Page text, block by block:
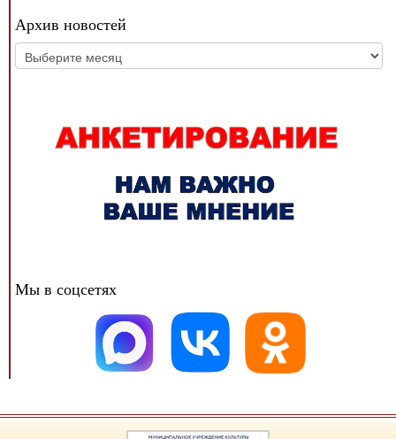
Архив новостей
Архив
новостей
Мы в соцсетях